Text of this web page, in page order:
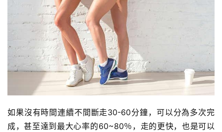
如果沒有時間連續不間斷走30-60分鐘，可以分為多次完
成，甚至達到最大心率的60~80％，走的更快，也是可以